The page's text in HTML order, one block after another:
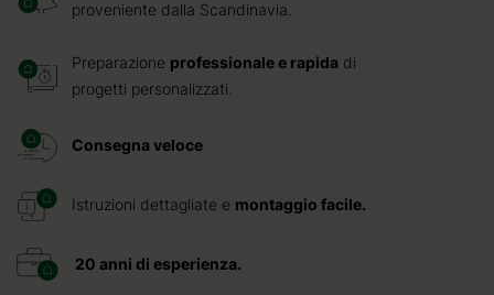
proveniente dalla Scandinavia.
Preparazione professionale e rapida di
progetti personalizzati.
Consegna veloce
Istruzioni dettagliate e montaggio facile.
20 anni di esperienza.